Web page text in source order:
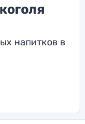
напитков в